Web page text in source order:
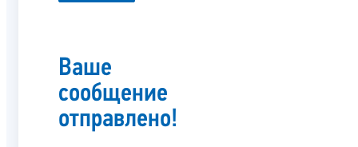
Ваше
сообщение
отправлено!